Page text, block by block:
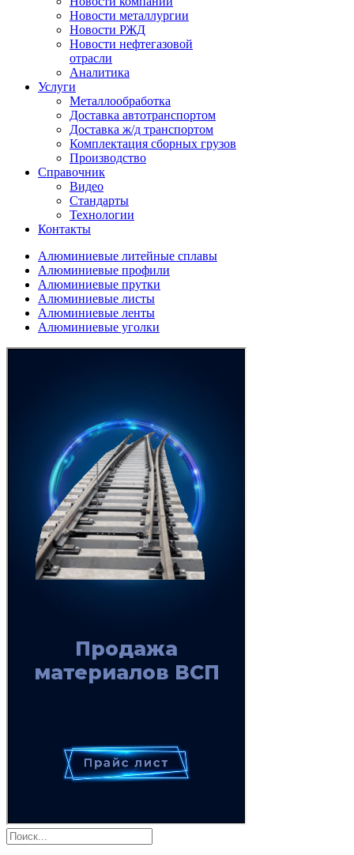
Новости металлургии
Новости РЖД
Новости нефтегазовой
отрасли
Аналитика
Услуги
Металлообработка
Доставка автотранспортом
Доставка ж/д транспортом
Комплектация сборных грузов
Производство
Справочник
Видео
Стандарты
Технологии
Контакты
Алюминиевые литейные сплавы
Алюминиевые профили
Алюминиевые прутки
Алюминиевые листы
Алюминиевые ленты
Алюминиевые уголки